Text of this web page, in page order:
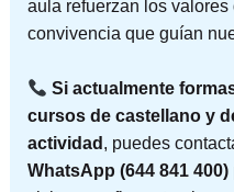
aula refuerzan los
convivencia que guían
Si actualmente
cursos de castellano y
actividad , puedes
WhatsApp (644 841 400)